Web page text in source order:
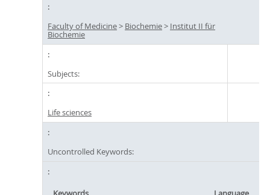
Faculty of Medicine> Biochemie> Institut II für
Biochemie
Subjects:
Life sciences
Uncontrolled Keywords: